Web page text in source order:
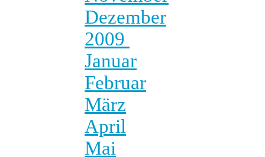
Dezember
2009
Januar
Februar
März
April
Mai